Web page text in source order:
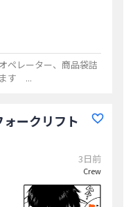
ペレーター、商品袋詰
す ...
ークリフト
3日前
Crew